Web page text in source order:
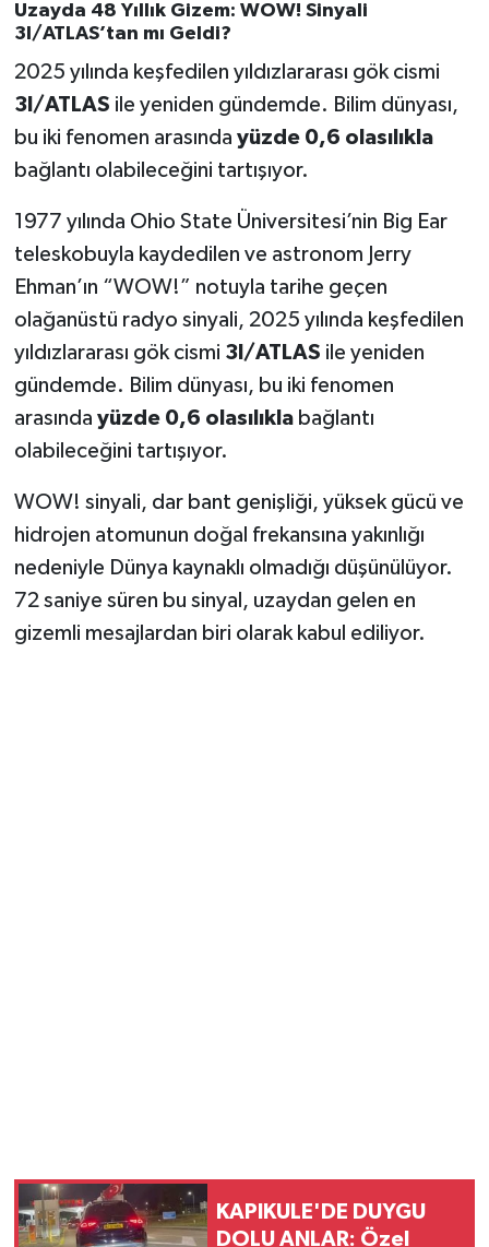
Uzayda 48 Yıllık Gizem: WOW! Sinyali
3I/ATLAS’tan mı Geldi?
2025 yılında keşfedilen yıldızlararası gök cismi
3I/ATLAS ile yeniden gündemde. Bilim dünyası,
bu iki fenomen arasında yüzde 0,6 olasılıkla
bağlantı olabileceğini tartışıyor.
1977 yılında Ohio State Üniversitesi’nin Big Ear
teleskobuyla kaydedilen ve astronom Jerry
Ehman’ın “WOW!” notuyla tarihe geçen
olağanüstü radyo sinyali, 2025 yılında keşfedilen
yıldızlararası gök cismi 3I/ATLAS ile yeniden
gündemde. Bilim dünyası, bu iki fenomen
arasında yüzde 0,6 olasılıklabağlantı
olabileceğini tartışıyor.
WOW! sinyali, dar bant genişliği, yüksek gücü ve
hidrojen atomunun doğal frekansına yakınlığı
nedeniyle Dünya kaynaklı olmadığı düşünülüyor.
72 saniye süren bu sinyal, uzaydan gelen en
gizemli mesajlardan biri olarak kabul ediliyor.
KAPIKULE'DE DUYGU
DOLU ANLAR: Özel